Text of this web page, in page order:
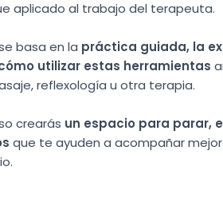
aplicado al trabajo del terapeuta.
basa en la práctica guiada, la
utilizar estas herramientas
reflexología u otra terapia.
crearás un espacio para parar,
que te ayuden a acompañar